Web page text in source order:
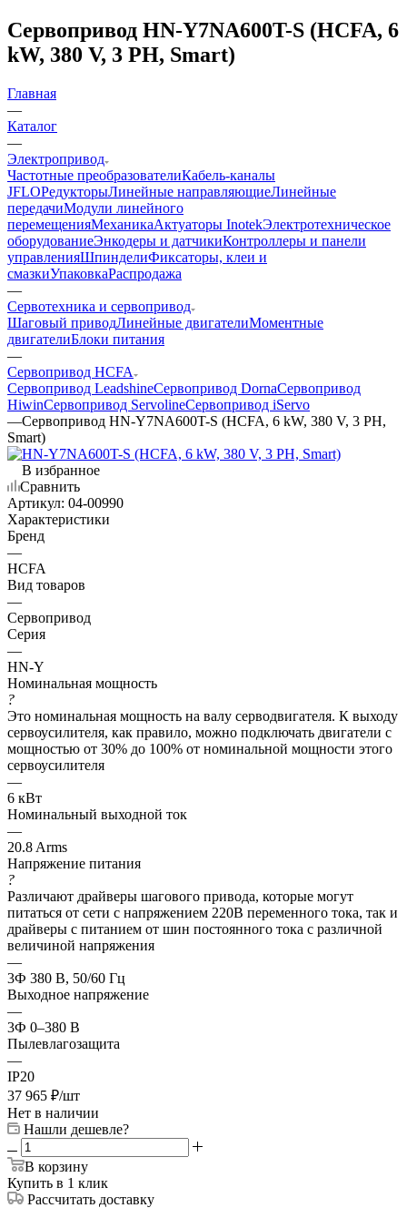
Сервопривод HN-Y7NA600T-S (HCFA, 6
kW, 380 V, 3 PH, Smart)
Главная
—
Каталог
—
Электропривод
Частотные преобразователиКабель-каналы
JFLOРедукторыЛинейные направляющиеЛинейные
передачиМодули линейного
перемещенияМеханикаАктуаторы InotekЭлектротехническое
оборудованиеЭнкодеры и датчикиКонтроллеры и панели
управленияШпинделиФиксаторы, клеи и
смазкиУпаковкаРаспродажа
—
Сервотехника и сервопривод
Шаговый приводЛинейные двигателиМоментные
двигателиБлоки питания
—
Сервопривод HCFA
Сервопривод LeadshineСервопривод DornaСервопривод
HiwinСервопривод ServolineСервопривод iServo
—Сервопривод HN-Y7NA600T-S (HCFA, 6 kW, 380 V, 3 PH,
Smart)
В избранное
Сравнить
Артикул: 04-00990
Характеристики
Бренд
—
HCFA
Вид товаров
—
Сервопривод
Серия
—
HN-Y
Номинальная мощность
?
Это номинальная мощность на валу серводвигателя. К выходу
сервоусилителя, как правило, можно подключать двигатели с
мощностью от 30% до 100% от номинальной мощности этого
сервоусилителя
—
6 кВт
Номинальный выходной ток
—
20.8 Arms
Напряжение питания
?
Различают драйверы шагового привода, которые могут
питаться от сети с напряжением 220В переменного тока, так и
драйверы с питанием от шин постоянного тока с различной
величиной напряжения
—
3Ф 380 В, 50/60 Гц
Выходное напряжение
—
3Ф 0–380 В
Пылевлагозащита
—
IP20
37 965 ₽/шт
Нет в наличии
Нашли дешевле?
В корзину
Купить в 1 клик
Рассчитать доставку